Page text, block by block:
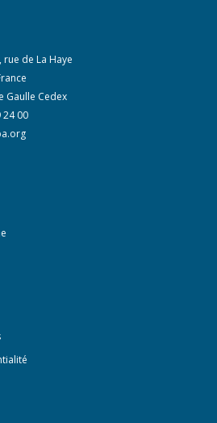
rue de La Haye
Gaulle Cedex
24 00